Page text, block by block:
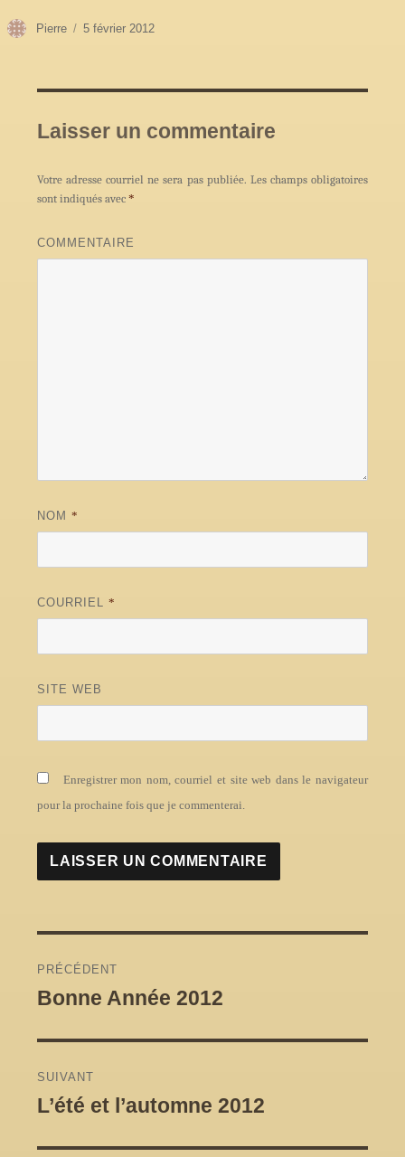
Auteur
Pierre
Publié
5 février 2012
Laisser un commentaire
Votre adresse courriel ne sera pas publiée. Les champs obligatoires
sont indiqués avec*
COMMENTAIRE
NOM*
COURRIEL*
SITE WEB
Enregistrer mon nom, courriel et site web dans le navigateur
pour la prochaine fois que je commenterai.
de
PRÉCÉDENT
Article
Bonne Année 2012
SUIVANT
Article
L’été et l’automne 2012